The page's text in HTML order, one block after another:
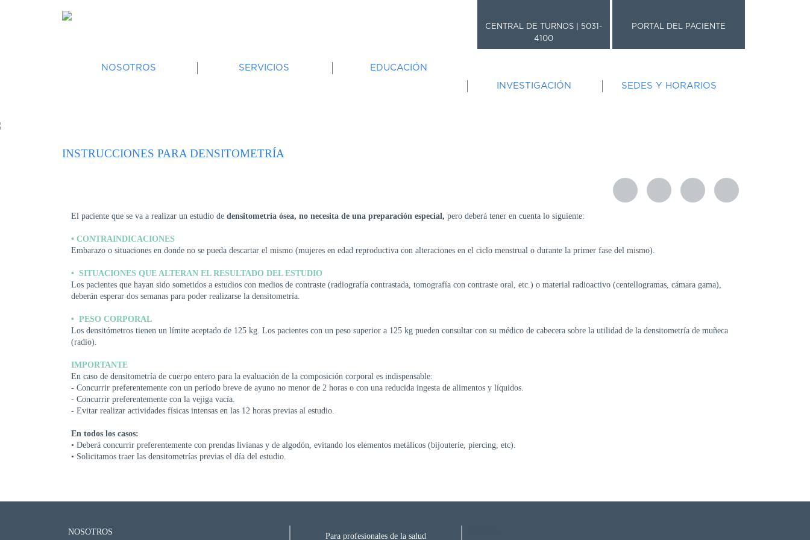
CENTRAL DE TURNOS | 5031-
4100
PORTAL DEL PACIENTE
NOSOTROS SERVICIOS
EDUCACIÓN
INVESTIGACIÓN
SEDES Y HORARIOS
INSTRUCCIONES PARA DENSITOMETRÍA
El paciente que se va a realizar un estudio de densitometría ósea, no necesita de una preparación especial, pero deberá tener en cuenta lo siguiente:
• CONTRAINDICACIONES
Embarazo o situaciones en donde no se pueda descartar el mismo (mujeres en edad reproductiva con alteraciones en el ciclo menstrual o durante la primer fase del mismo).
• SITUACIONES QUE ALTERAN EL RESULTADO DEL ESTUDIO
Los pacientes que hayan sido sometidos a estudios con medios de contraste (radiografía contrastada, tomografía con contraste oral, etc.) o material radioactivo (centellogramas, cámara gama),
deberán esperar dos semanas para poder realizarse la densitometría.
• PESO CORPORAL
Los densitómetros tienen un límite aceptado de 125 kg. Los pacientes con un peso superior a 125 kg pueden consultar con su médico de cabecera sobre la utilidad de la densitometría de muñeca
(radio).
IMPORTANTE
En caso de densitometría de cuerpo entero para la evaluación de la composición corporal es indispensable:
- Concurrir preferentemente con un período breve de ayuno no menor de 2 horas o con una reducida ingesta de alimentos y líquidos.
- Concurrir preferentemente con la vejiga vacía.
- Evitar realizar actividades físicas intensas en las 12 horas previas al estudio.
En todos los casos:
• Deberá concurrir preferentemente con prendas livianas y de algodón, evitando los elementos metálicos (bijouterie, piercing, etc).
• Solicitamos traer las densitometrías previas el día del estudio.
NOSOTROS Para profesionales de la salud